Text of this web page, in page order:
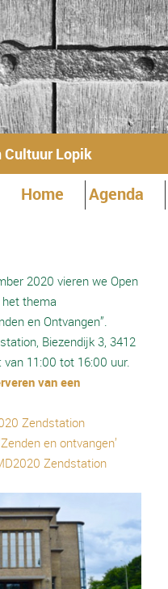
Cultuur Lopik
Home Agenda
2020 vieren we Open
thema
en Ontvangen”.
Biezendijk 3, 3412
van 11:00 tot 16:00 uur.
van een
Zendstation
en ontvangen’
Zendstation